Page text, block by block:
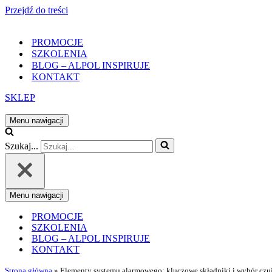
Przejdź do treści
PROMOCJE
SZKOLENIA
BLOG – ALPOL INSPIRUJE
KONTAKT
SKLEP
Menu nawigacji
Szukaj...
Menu nawigacji
PROMOCJE
SZKOLENIA
BLOG – ALPOL INSPIRUJE
KONTAKT